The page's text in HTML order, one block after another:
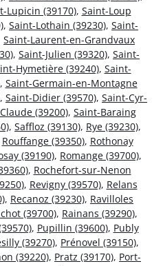
Lupicin (39170), Saint-Loup
, Saint-Lothain (39230), Saint-
Saint-Laurent-en-Grandvaux
, Saint-Julien (39320), Saint-
Hymetière (39240), Saint-
, Saint-Germain-en-Montagne
, Saint-Didier (39570), Saint-Cyr-
(39200), Saint-Baraing
, Saffloz (39130), Rye (39230),
Rouffange (39350), Rothonay
(39190), Romange (39700),
, Rochefort-sur-Nenon
, Revigny (39570), Relans
, Recanoz (39230), Ravilloles
(39700), Rainans (39290),
, Pupillin (39600), Publy
(39270), Prénovel (39150),
(39220), Pratz (39170), Port-